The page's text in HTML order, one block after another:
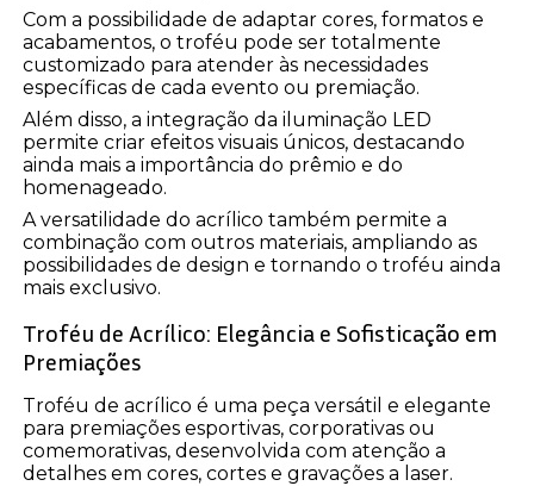
Com a possibilidade de adaptar cores, formatos e
acabamentos, o troféu pode ser totalmente
customizado para atender às necessidades
específicas de cada evento ou premiação.
Além disso, a integração da iluminação LED
permite criar efeitos visuais únicos, destacando
ainda mais a importância do prêmio e do
homenageado.
A versatilidade do acrílico também permite a
combinação com outros materiais, ampliando as
possibilidades de design e tornando o troféu ainda
mais exclusivo.
Troféu de Acrílico: Elegância e Sofisticação em
Premiações
Troféu de acrílico é uma peça versátil e elegante
para premiações esportivas, corporativas ou
comemorativas, desenvolvida com atenção a
detalhes em cores, cortes e gravações a laser.